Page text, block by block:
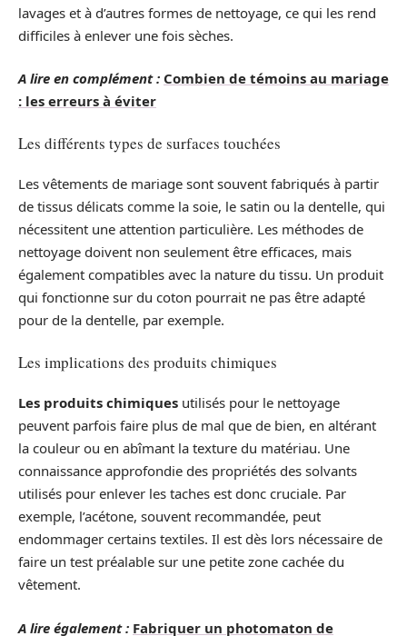
lavages et à d’autres formes de nettoyage, ce qui les rend
difficiles à enlever une fois sèches.
A lire en complément : Combien de témoins au mariage
: les erreurs à éviter
Les différents types de surfaces touchées
Les vêtements de mariage sont souvent fabriqués à partir
de tissus délicats comme la soie, le satin ou la dentelle, qui
nécessitent une attention particulière. Les méthodes de
nettoyage doivent non seulement être efficaces, mais
également compatibles avec la nature du tissu. Un produit
qui fonctionne sur du coton pourrait ne pas être adapté
pour de la dentelle, par exemple.
Les implications des produits chimiques
Les produits chimiques utilisés pour le nettoyage
peuvent parfois faire plus de mal que de bien, en altérant
la couleur ou en abîmant la texture du matériau. Une
connaissance approfondie des propriétés des solvants
utilisés pour enlever les taches est donc cruciale. Par
exemple, l’acétone, souvent recommandée, peut
endommager certains textiles. Il est dès lors nécessaire de
faire un test préalable sur une petite zone cachée du
vêtement.
A lire également : Fabriquer un photomaton de